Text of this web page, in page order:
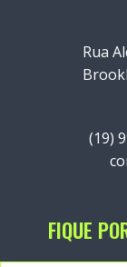
Rua
(19)
FIQUE